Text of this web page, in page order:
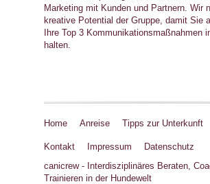
Marketing mit Kunden und Partnern. Wir
kreative Potential der Gruppe, damit Sie
Ihre Top 3 Kommunikationsmaßnahmen
halten.
Home Anreise Tipps zur Unterkunft
Kontakt Impressum
Datenschutz
canicrew - Interdisziplinäres Beraten,
Trainieren in der Hundewelt